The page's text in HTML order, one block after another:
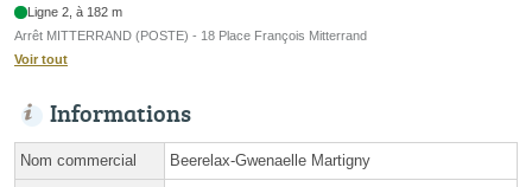
Ligne 2, à 182 m
Arrêt MITTERRAND (POSTE) - 18 Place François Mitterrand
Voir tout
Informations
Nom commercial Beerelax-Gwenaelle Martigny